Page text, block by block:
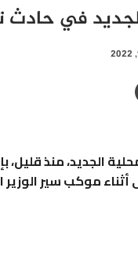
الجديد في
أثناء موكب سير